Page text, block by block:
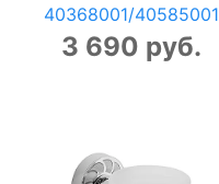
40368001/40585001
3 690 руб.